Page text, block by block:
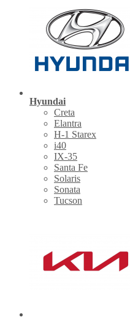
Hyundai
Creta
Elantra
H-1 Starex
i40
IX-35
Santa Fe
Solaris
Sonata
Tucson